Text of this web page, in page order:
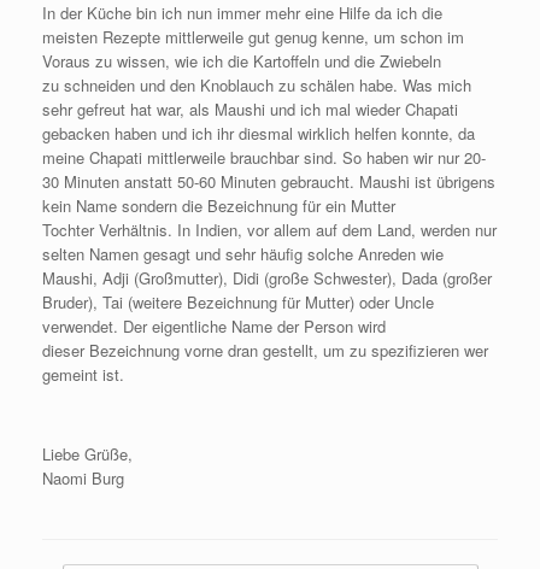
In der Küche bin ich nun immer mehr eine Hilfe da ich die
meisten Rezepte mittlerweile gut genug kenne, um schon im
Voraus zu wissen, wie ich die Kartoffeln und die Zwiebeln
zu schneiden und den Knoblauch zu schälen habe. Was mich
sehr gefreut hat war, als Maushi und ich mal wieder Chapati
gebacken haben und ich ihr diesmal wirklich helfen konnte, da
meine Chapati mittlerweile brauchbar sind. So haben wir nur 20-
30 Minuten anstatt 50-60 Minuten gebraucht. Maushi ist übrigens
kein Name sondern die Bezeichnung für ein Mutter
Tochter Verhältnis. In Indien, vor allem auf dem Land, werden nur
selten Namen gesagt und sehr häufig solche Anreden wie
Maushi, Adji (Großmutter), Didi (große Schwester), Dada (großer
Bruder), Tai (weitere Bezeichnung für Mutter) oder Uncle
verwendet. Der eigentliche Name der Person wird
dieser Bezeichnung vorne dran gestellt, um zu spezifizieren wer
gemeint ist.
Liebe Grüße,
Naomi Burg